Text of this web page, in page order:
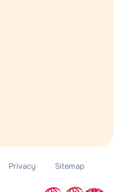
Privacy Sitemap